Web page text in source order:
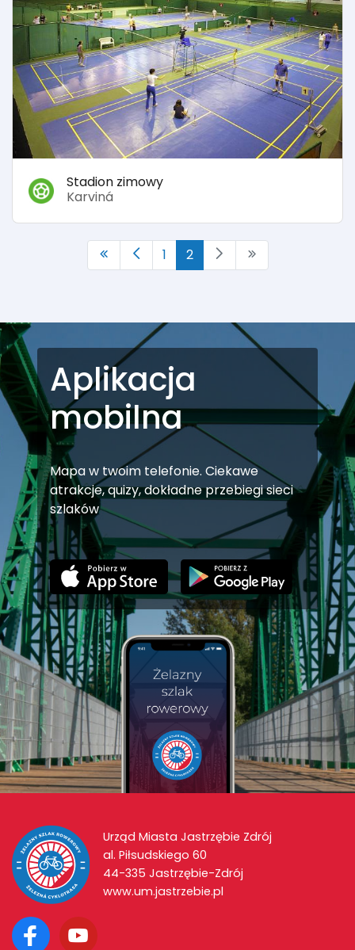
Stadion zimowy
Karviná
1 2
Aplikacja
mobilna
Mapa w twoim telefonie. Ciekawe
atrakcje, quizy, dokładne przebiegi sieci
szlaków
Urząd Miasta Jastrzębie Zdrój
al. Piłsudskiego 60
44-335 Jastrzębie-Zdrój
www.um.jastrzebie.pl